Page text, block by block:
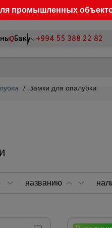
промышленных
Баку +994 55 388 22 82
/ Замки для опалубки
названию